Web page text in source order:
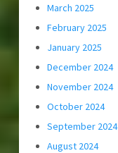
March 2025
February 2025
January 2025
December 2024
November 2024
October 2024
September 2024
August 2024